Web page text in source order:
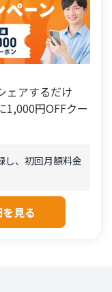
ェアするだけ
1,000円OFFクー
し、初回月額料金
見る